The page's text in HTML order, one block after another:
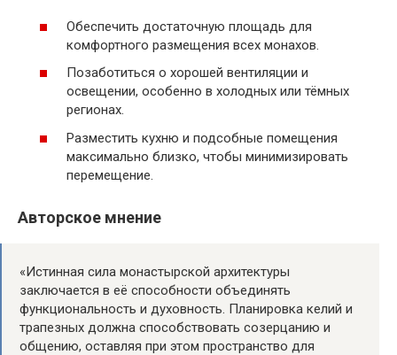
Обеспечить достаточную площадь для
комфортного размещения всех монахов.
Позаботиться о хорошей вентиляции и
освещении, особенно в холодных или тёмных
регионах.
Разместить кухню и подсобные помещения
максимально близко, чтобы минимизировать
перемещение.
Авторское мнение
«Истинная сила монастырской архитектуры
заключается в её способности объединять
функциональность и духовность. Планировка келий и
трапезных должна способствовать созерцанию и
общению, оставляя при этом пространство для